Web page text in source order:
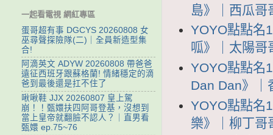
島》｜西瓜
YOYO點點名
呱》｜太陽哥
YOYO點點名
Dan Dan》｜
YOYO點點名
樂》｜柳丁哥
一起看電視 網紅專區
蛋哥超有事 DGCYS 20260808 女
巫尋聲探險隊(二)｜全員新造型集
合!
阿滴英文 ADYW 20260808 帶爸爸
遠征西班牙跟蘇格蘭! 情緒穩定的滴
爸到最後還是扛不住了
啾啾鞋 JJX 20260807 皇上駕
崩！！甄嬛扶四阿哥登基，沒想到
當上皇帝就翻臉不認人？｜直男看
甄嬛 ep.75~76